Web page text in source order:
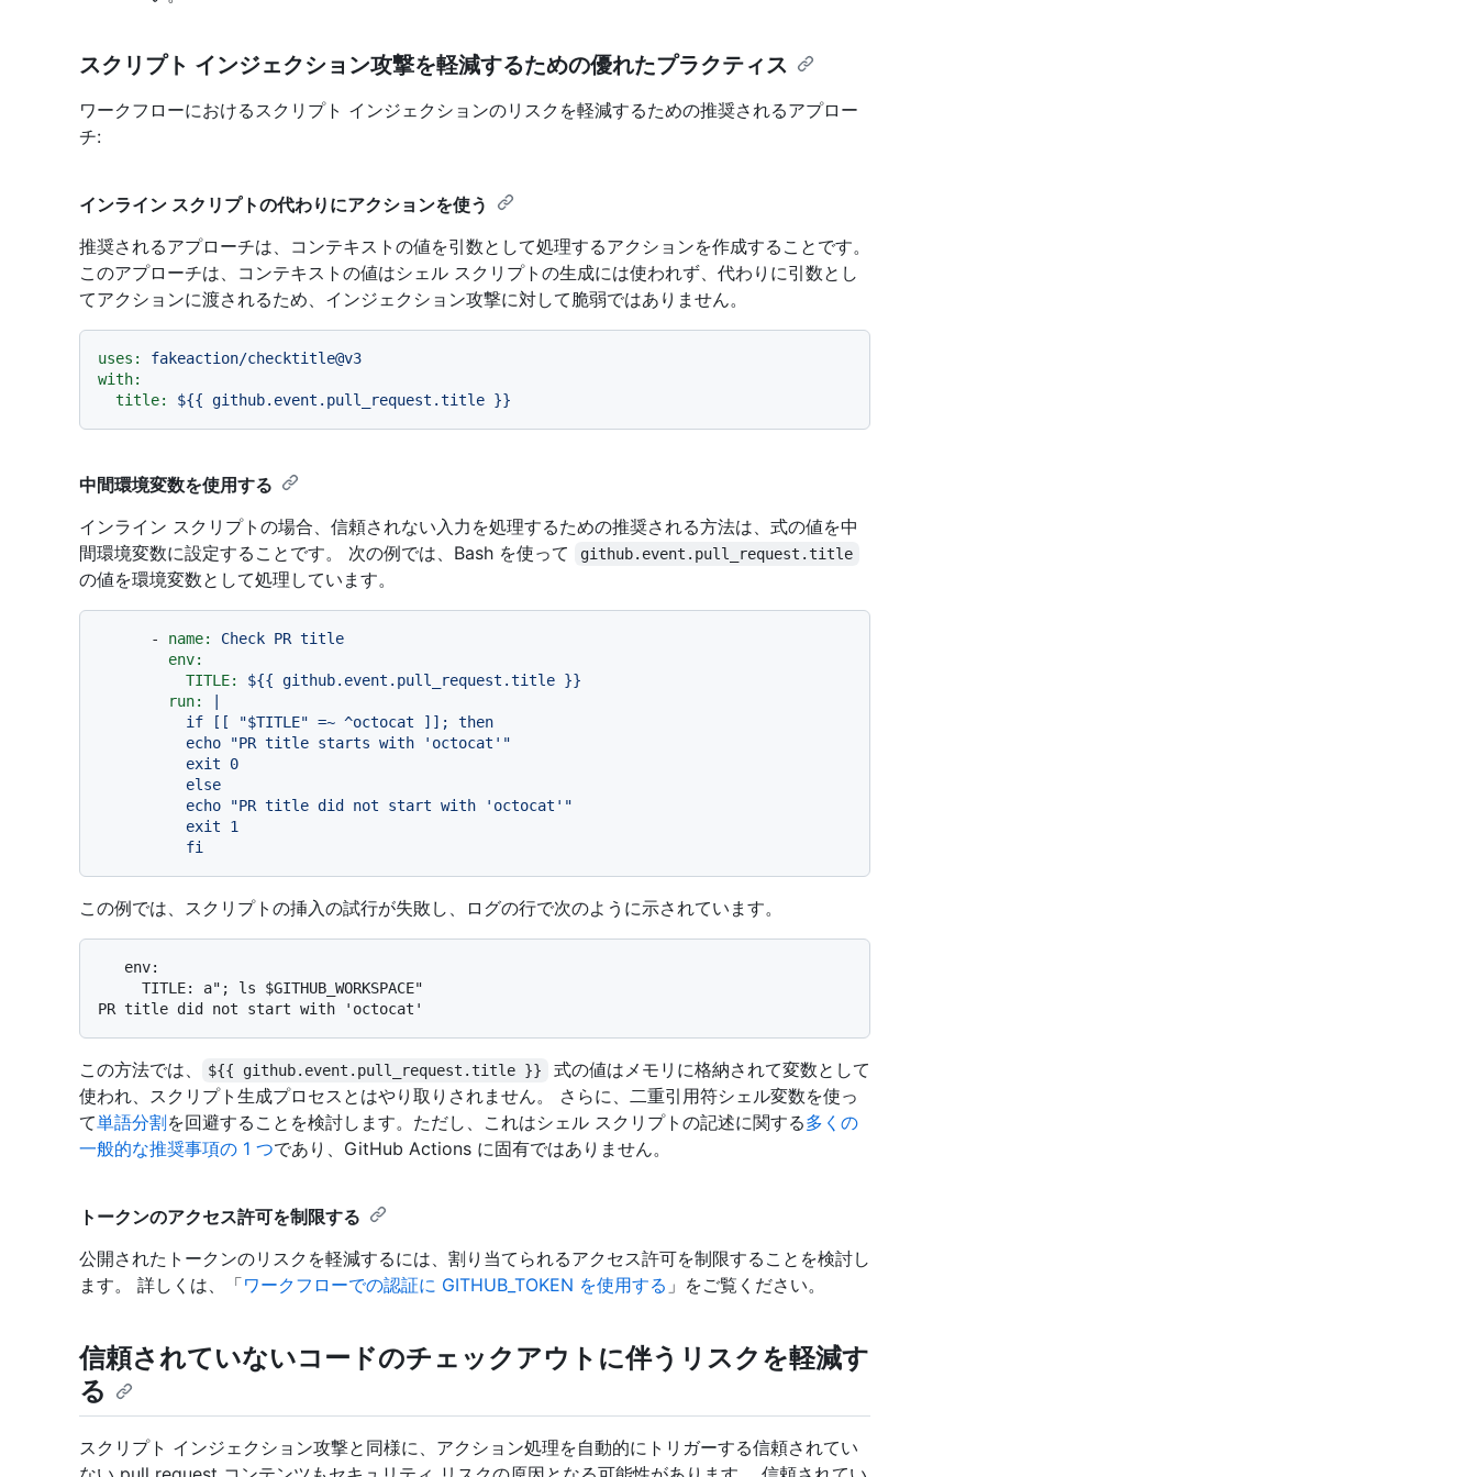
スクリプト インジェクション攻撃を軽減するための優れたプラクティス
ワークフローにおけるスクリプト インジェクションのリスクを軽減するための推奨されるアプロー
チ:
インライン スクリプトの代わりにアクションを使う
推奨されるアプローチは、コンテキストの値を引数として処理するアクションを作成することです。
このアプローチは、コンテキストの値はシェル スクリプトの生成には使われず、代わりに引数とし
てアクションに渡されるため、インジェクション攻撃に対して脆弱ではありません。
uses:
fakeaction/checktitle@v3
with:
title:
${{ github.event.pull_request.title }}
中間環境変数を使用する
インライン スクリプトの場合、信頼されない入力を処理するための推奨される方法は、式の値を中
間環境変数に設定することです。 次の例では、Bash を使って
github.event.pull_request.title
の値を環境変数として処理しています。
- name: Check PR title
env:
TITLE:
${{ github.event.pull_request.title }}
run:
この例では、スクリプトの挿入の試行が失敗し、ログの行で次のように示されています。
この方法では、 ${{ github.event.pull_request.title }}
式の値はメモリに格納されて変数として
使われ、スクリプト生成プロセスとはやり取りされません。 さらに、二重引用符シェル変数を使っ
て単語分割を回避することを検討します。ただし、これはシェル スクリプトの記述に関する多くの
一般的な推奨事項の 1 つであり、GitHub Actions に固有ではありません。
トークンのアクセス許可を制限する
公開されたトークンのリスクを軽減するには、割り当てられるアクセス許可を制限することを検討し
ます。 詳しくは、「ワークフローでの認証に GITHUB_TOKEN を使用する 」をご覧ください。
信頼されていないコードのチェックアウトに伴うリスクを軽減す
る
スクリプト インジェクション攻撃と同様に、アクション処理を自動的にトリガーする信頼されてい